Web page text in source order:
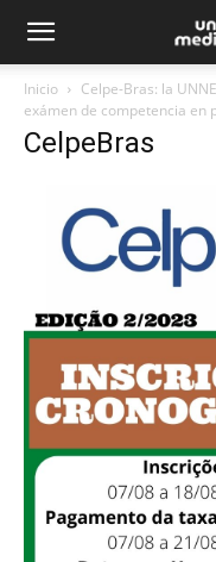
Inicio
Celpe-Bras: la
exámen de competencia en
CelpeBras